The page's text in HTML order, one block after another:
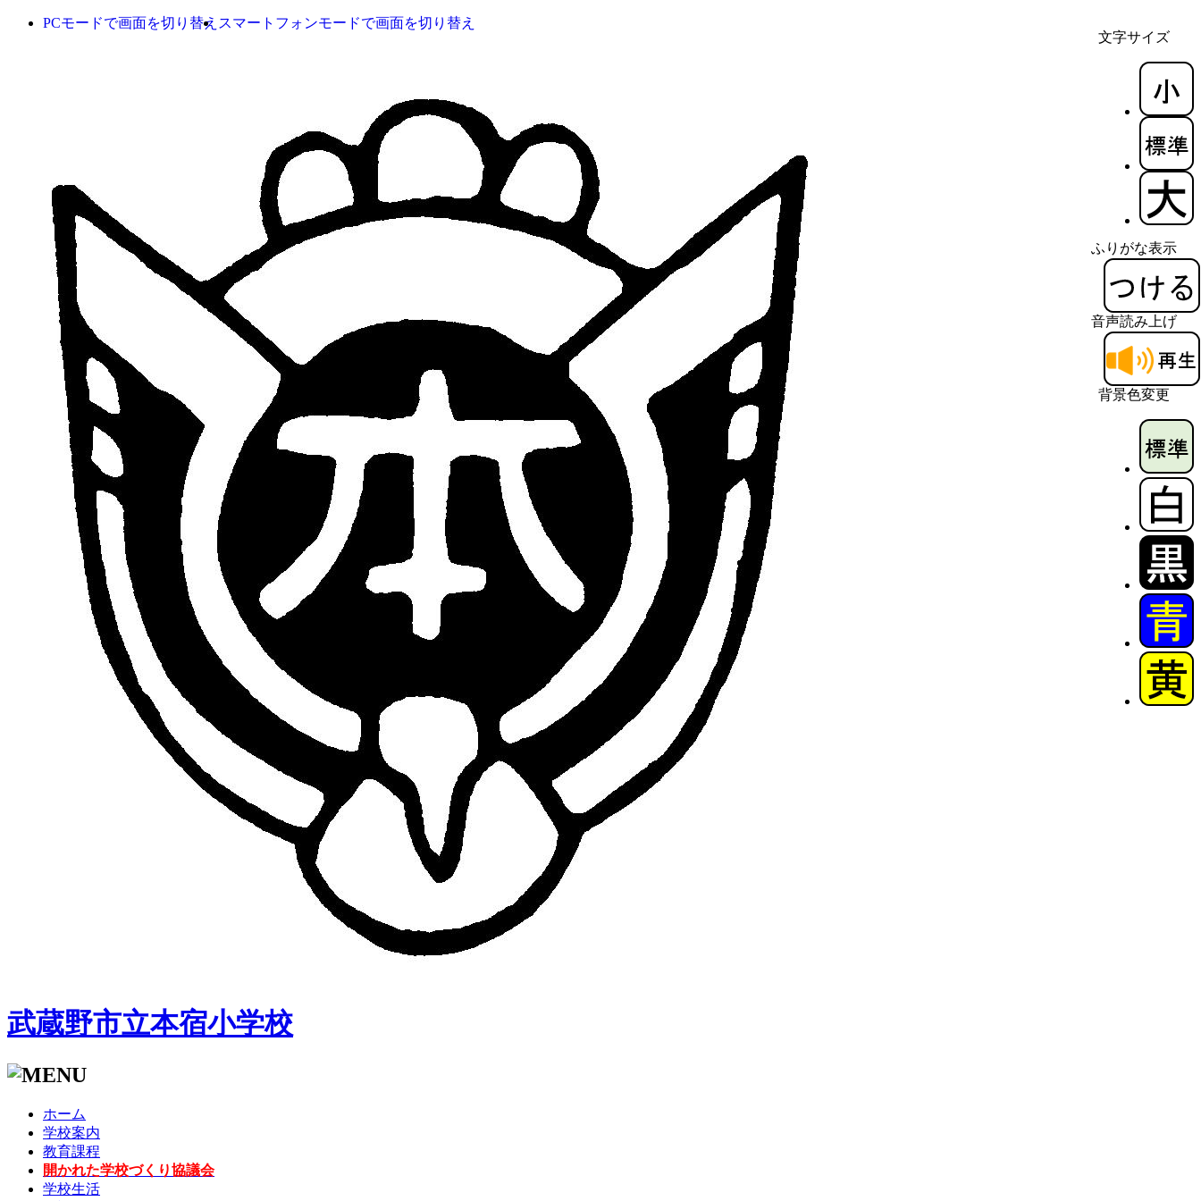
文字サイズ
ふりがな表示
音声読み上げ
背景色変更
PCモードで画面を切り替え スマートフォンモードで画面を切り替え
武蔵野市立本宿小学校
ホーム
学校案内
教育課程
開かれた学校づくり協議会
学校生活